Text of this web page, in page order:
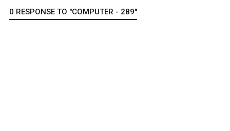
0 RESPONSE TO "COMPUTER - 289"